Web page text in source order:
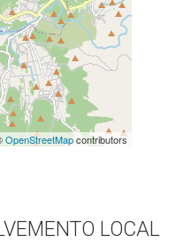
OpenStreetMapcontributors
LOCAL